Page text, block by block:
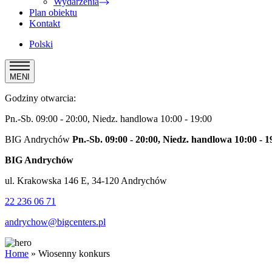
Plan obiektu
Kontakt
Polski
MENI
Godziny otwarcia:
Pn.-Sb. 09:00 - 20:00, Niedz. handlowa 10:00 - 19:00
BIG Andrychów Pn.-Sb. 09:00 - 20:00, Niedz. handlowa 10:00 -
BIG Andrychów
ul. Krakowska 146 E, 34-120 Andrychów
22 236 06 71
andrychow@bigcenters.pl
Home » Wiosenny konkurs